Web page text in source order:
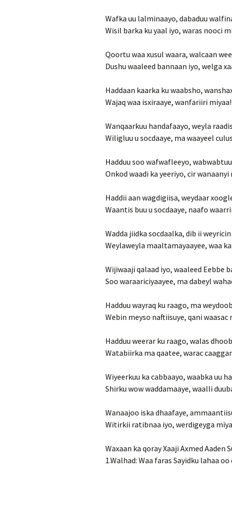
Wafka uu lalminaayo, dabaduu
Wisil barka ku yaal iyo, waras nooci
Qoortu waa xusul waara, walcaan
Dushu waaleed bannaan iyo, welga
Haddaan kaarka ku waabsho,
Wajaq waa isxiraaye, wanfariiri miyaa!
Wanqaarkuu handafaayo, weyla
Wiligluu u socdaaye, ma waayeel
Hadduu soo wafwafleeyo,
Onkod waadi ka yeeriyo, cir wanaanyi
Haddii aan wagdigiisa, weydaar
Waantis buu u socdaaye, naafo
Wadda jiidka socdaalka, dib ii
Weylaweyla maaltamayaayee, waa
Wijiwaaji qalaad iyo, waaleed Eebbe
Soo waraariciyaayee, ma dabeyl
Hadduu wayraq ku raago, ma
Webin meyso naftiisuye, qani waasac
Hadduu weerar ku raago, walas
Watabiirka ma qaatee, warac
Wiyeerkuu ka cabbaayo, waabka uu
Shirku wow waddamaaye, waalli
Wanaajoo iska dhaafaye,
Witirkii ratibnaa iyo, werdigeyga
Waxaan ka qoray Xaaji Axmed Aaden
1.Walhad: Waa faras Sayidku lahaa